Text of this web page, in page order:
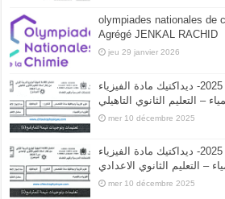
olympiades nationales de
Agrégé JENKAL RACHID
jeu 29 janvier 2026
امتحان الكفاءة المهنية دورة 2025- ديداكتيك مادة الفيزياء
– التعليم الثانوي التاهيلي
mer 10 décembre 2025
امتحان الكفاءة المهنية دورة 2025- ديداكتيك مادة الفيزياء
– التعليم الثانوي الاعدادي
mer 10 décembre 2025